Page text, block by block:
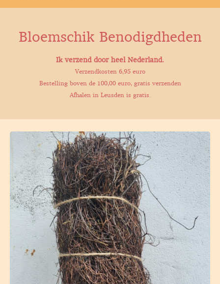
Bloemschik Benodigdheden
Ik verzend door heel Nederland.
Verzendkosten 6,95 euro
Bestelling boven de 100,00 euro, gratis verzenden
Afhalen in Leusden is gratis.